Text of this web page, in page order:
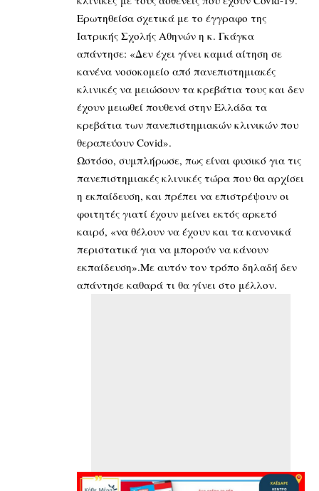
Ερωτηθείσα σχετικά με το έγγραφο της
Ιατρικής Σχολής Αθηνών η κ. Γκάγκα
απάντησε: «Δεν έχει γίνει καμιά αίτηση σε
κανένα νοσοκομείο από πανεπιστημιακές
κλινικές να μειώσουν τα κρεβάτια τους και δεν
έχουν μειωθεί πουθενά στην Ελλάδα τα
κρεβάτια των πανεπιστημιακών κλινικών που
θεραπεύουν Covid».
Ωστόσο, συμπλήρωσε, πως είναι φυσικό για τις
πανεπιστημιακές κλινικές τώρα που θα αρχίσει
η εκπαίδευση, και πρέπει να επιστρέψουν οι
φοιτητές γιατί έχουν μείνει εκτός αρκετό
καιρό, «να θέλουν να έχουν και τα κανονικά
περιστατικά για να μπορούν να κάνουν
εκπαίδευση».Με αυτόν τον τρόπο δηλαδή δεν
απάντησε καθαρά τι θα γίνει στο μέλλον.